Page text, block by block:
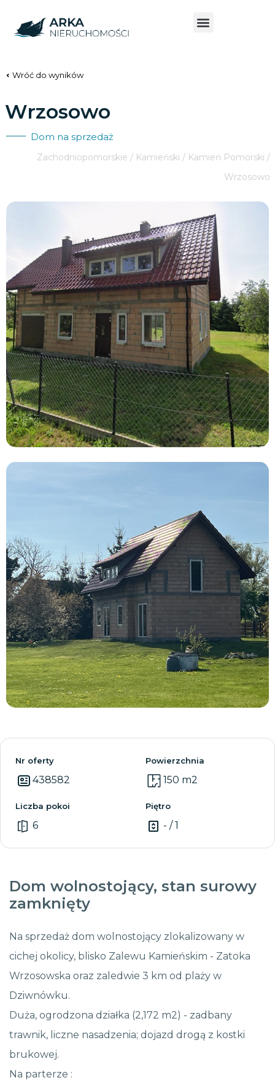
Wróć do wyników
Wrzosowo
Dom na sprzedaż
Zachodniopomorskie / Kamieński / Kamień Pomorski /
Wrzosowo
Zobacz wszystkie
Nr oferty
438582
Powierzchnia
150 m2
Liczba pokoi
6
Piętro
- / 1
Dom wolnostojący, stan surowy
zamknięty
Na sprzedaż dom wolnostojący zlokalizowany w
cichej okolicy, blisko Zalewu Kamieńskim - Zatoka
Wrzosowska oraz zaledwie 3 km od plaży w
Dziwnówku.
Duża, ogrodzona działka (2,172 m2) - zadbany
trawnik, liczne nasadzenia; dojazd drogą z kostki
brukowej.
Na parterze :